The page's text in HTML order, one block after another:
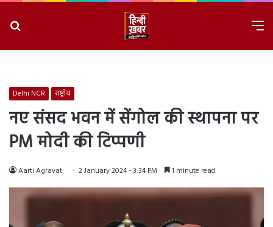
Delhi NCR राष्ट्रीय
नए संसद भवन में सेंगोल की स्थापना पर
PM मोदी की टिप्पणी
Aarti Agravat 2 January 2024 - 3:34 PM 1 minute read